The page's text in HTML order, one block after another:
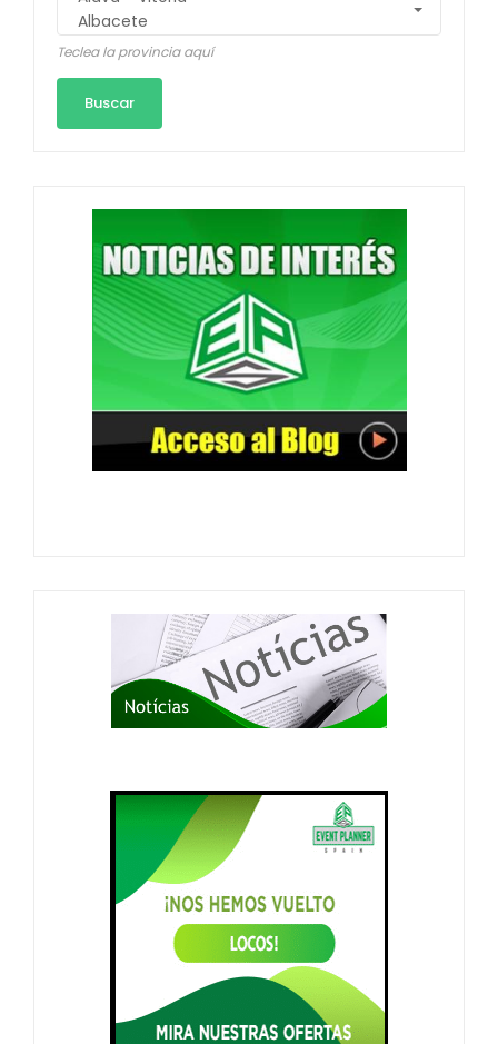
Teclea la provincia aquí